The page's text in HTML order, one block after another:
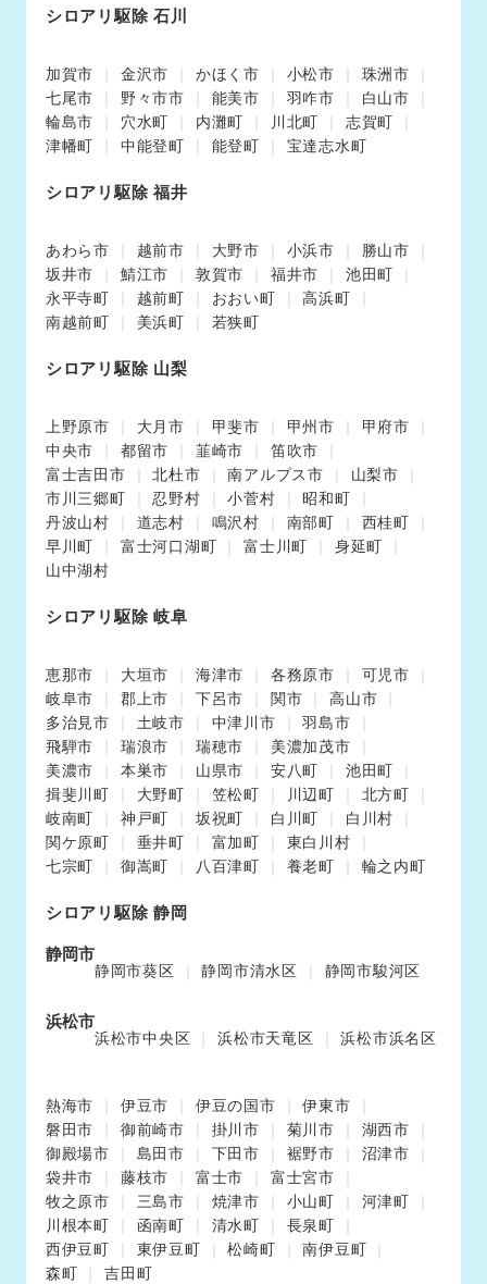
シロアリ駆除 石川
加賀市 金沢市 かほく市 小松市
珠洲市
七尾市
野々市市 能美市 羽咋市
白山市
輪島市
穴水町 内灘町 川北町
志賀町
津幡町
中能登町 能登町 宝達志水町
シロアリ駆除 福井
あわら市 越前市 大野市 小浜市
勝山市
坂井市
鯖江市 敦賀市 福井市
池田町
永平寺町
越前町 おおい町
高浜町
南越前町
美浜町 若狭町
シロアリ駆除 山梨
上野原市 大月市 甲斐市 甲州市
甲府市
中央市
都留市 韮崎市
笛吹市
富士吉田市
北杜市 南アルプス市
山梨市
市川三郷町
忍野村 小菅村
昭和町
丹波山村
道志村 鳴沢村 南部町
西桂町
早川町
富士河口湖町 富士川町
身延町
山中湖村
シロアリ駆除 岐阜
恵那市 大垣市 海津市 各務原市
可児市
岐阜市
郡上市 下呂市 関市
高山市
多治見市
土岐市 中津川市
羽島市
飛騨市
瑞浪市 瑞穂市
美濃加茂市
美濃市
本巣市 山県市 安八町
池田町
揖斐川町
大野町 笠松町 川辺町
北方町
岐南町
神戸町 坂祝町 白川町
白川村
関ケ原町
垂井町 富加町
東白川村
七宗町
御嵩町 八百津町 養老町 輪之内町
シロアリ駆除 静岡
静岡市
静岡市葵区 静岡市清水区 静岡市駿河区
浜松市
浜松市中央区 浜松市天竜区 浜松市浜名区
熱海市 伊豆市 伊豆の国市
伊東市
磐田市
御前崎市 掛川市 菊川市
湖西市
御殿場市
島田市 下田市 裾野市
沼津市
袋井市
藤枝市 富士市
富士宮市
牧之原市
三島市 焼津市 小山町
河津町
川根本町
函南町 清水町
長泉町
西伊豆町
東伊豆町 松崎町
南伊豆町
森町
吉田町